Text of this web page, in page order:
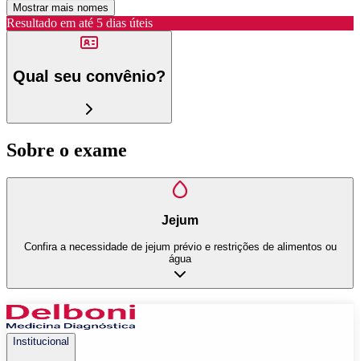
Mostrar mais nomes
Resultado em até 5 dias úteis
Qual seu convênio?
Sobre o exame
Jejum
Confira a necessidade de jejum prévio e restrições de alimentos ou
água
Institucional